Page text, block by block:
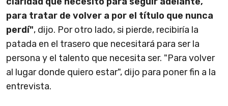
para tratar de volver a por el título que nunca
perdí", dijo. Por otro lado, si pierde, recibiría la
patada en el trasero que necesitará para ser la
persona y el talento que necesita ser. "Para volver
al lugar donde quiero estar", dijo para poner fin a la
entrevista.